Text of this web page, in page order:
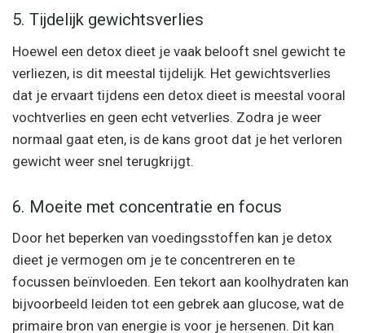
5. Tijdelijk gewichtsverlies
Hoewel een detox dieet je vaak belooft snel gewicht te
verliezen, is dit meestal tijdelijk. Het gewichtsverlies
dat je ervaart tijdens een detox dieet is meestal vooral
vochtverlies en geen echt vetverlies. Zodra je weer
normaal gaat eten, is de kans groot dat je het verloren
gewicht weer snel terugkrijgt.
6. Moeite met concentratie en focus
Door het beperken van voedingsstoffen kan je detox
dieet je vermogen om je te concentreren en te
focussen beïnvloeden. Een tekort aan koolhydraten kan
bijvoorbeeld leiden tot een gebrek aan glucose, wat de
primaire bron van energie is voor je hersenen. Dit kan